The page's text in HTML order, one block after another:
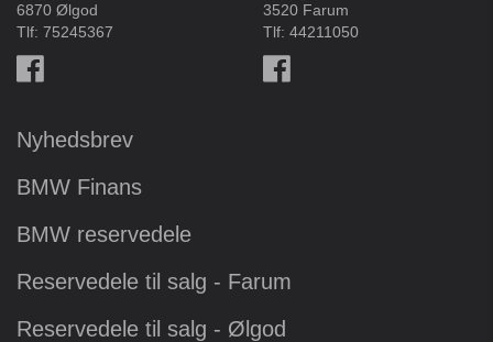
6870 Ølgod
Tlf: 75245367
3520 Farum
Tlf: 44211050
Nyhedsbrev
BMW Finans
BMW reservedele
Reservedele til salg - Farum
Reservedele til salg - Ølgod